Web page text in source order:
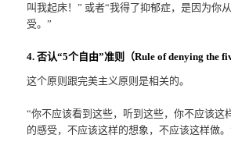
叫我起床！” 或者“我得了抑郁症，是因为你
受。”
4. 否认“5个自由”准则（Rule of denying the
这个原则跟完美主义原则是相关的。
“你不应该看到这些，听到这些，你不应该这
的感受，不应该这样的想象，不应该这样做。